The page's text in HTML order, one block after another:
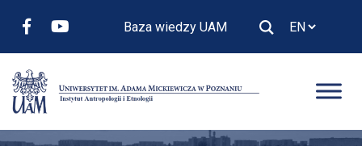
Baza wiedzy UAM